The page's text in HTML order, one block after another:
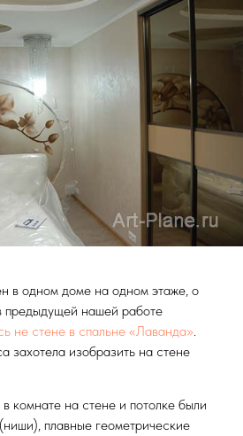
в одном доме на одном этаже, о
предыдущей нашей работе
не стене в спальне «Лаванда».
захотела изобразить на стене
комнате на стене и потолке были
плавные геометрические